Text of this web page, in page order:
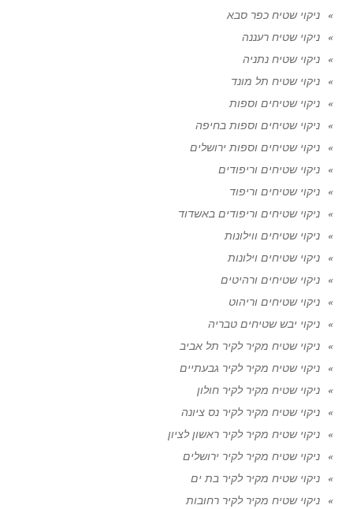
ניקוי שטיח כפר סבא
ניקוי שטיח רעננה
ניקוי שטיח נתניה
ניקוי שטיח תל מונד
ניקוי שטיחים וספות
ניקוי שטיחים וספות בחיפה
ניקוי שטיחים וספות ירושלים
ניקוי שטיחים וריפודים
ניקוי שטיחים וריפוד
ניקוי שטיחים וריפודים באשדוד
ניקוי שטיחים ווילונות
ניקוי שטיחים וילונות
ניקוי שטיחים ורהיטים
ניקוי שטיחים וריהוט
ניקוי יבש שטיחים טבריה
ניקוי שטיח מקיר לקיר תל אביב
ניקוי שטיח מקיר לקיר גבעתיים
ניקוי שטיח מקיר לקיר חולון
ניקוי שטיח מקיר לקיר נס ציונה
ניקוי שטיח מקיר לקיר ראשון לציון
ניקוי שטיח מקיר לקיר ירושלים
ניקוי שטיח מקיר לקיר בת ים
ניקוי שטיח מקיר לקיר רחובות